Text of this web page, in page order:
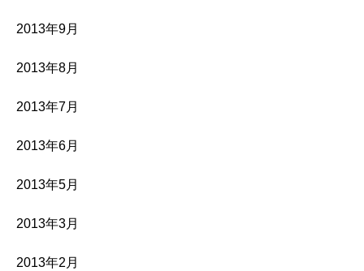
2013年9月
2013年8月
2013年7月
2013年6月
2013年5月
2013年3月
2013年2月